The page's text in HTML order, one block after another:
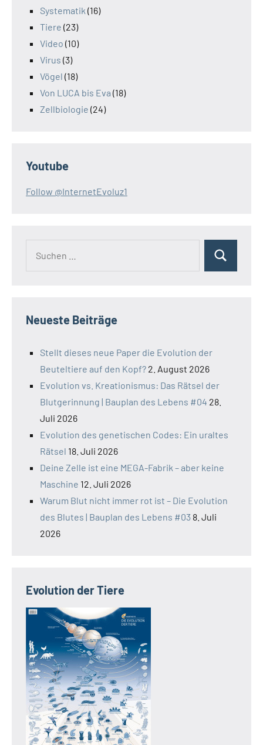
Systematik (16)
Tiere (23)
Video (10)
Virus (3)
Vögel (18)
Von LUCA bis Eva (18)
Zellbiologie (24)
Youtube
Follow @InternetEvoluz1
Suchen
Neueste Beiträge
Stellt dieses neue Paper die Evolution der
Beuteltiere auf den Kopf? 2. August 2026
Evolution vs. Kreationismus: Das Rätsel der
Blutgerinnung | Bauplan des Lebens #04 28.
Juli 2026
Evolution des genetischen Codes: Ein uraltes
Rätsel 18. Juli 2026
Deine Zelle ist eine MEGA-Fabrik – aber keine
Maschine 12. Juli 2026
Warum Blut nicht immer rot ist – Die Evolution
des Blutes | Bauplan des Lebens #03 8. Juli
2026
Evolution der Tiere